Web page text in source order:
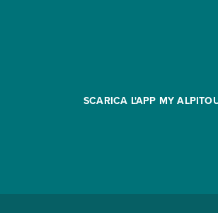
SCARICA L'APP MY